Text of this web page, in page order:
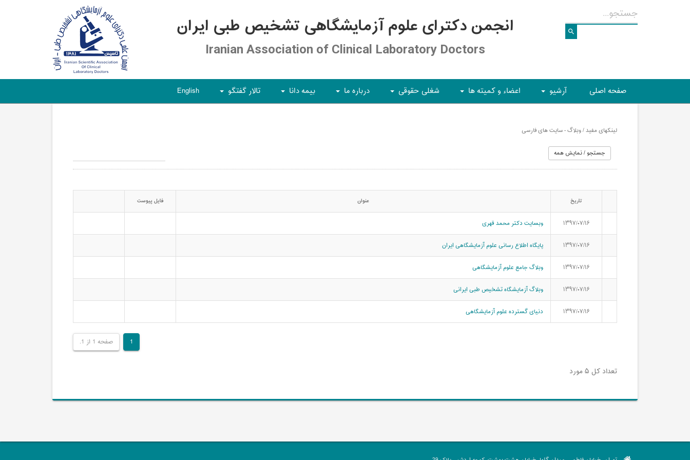
انجمن دکترای علوم آزمایشگاهی تشخیص طبی ایران
Iranian Association of Clinical Laboratory Doctors
صفحه اصلی آرشیو اعضاء و کمیته ها شغلی حقوقی درباره ما بیمه دانا تالار گفتگو English
لینکهای مفید / وبلاگ - سایت های فارسی
تاریخ عنوان فایل پیوست
۱۳۹۷/۰۷/۱۶ وبسایت دکتر محمد قهری
۱۳۹۷/۰۷/۱۶ پایگاه اطلاع رسانی علوم آزمایشگاهی ایران
۱۳۹۷/۰۷/۱۶ وبلاگ جامع علوم آزمایشگاهی
۱۳۹۷/۰۷/۱۶ وبلاگ آزمایشگاه تشخیص طبی ایرانی
۱۳۹۷/۰۷/۱۶ دنیای گسترده علوم آزمایشگاهی
صفحه 1 از 1. 1
تعداد کل ۵ مورد